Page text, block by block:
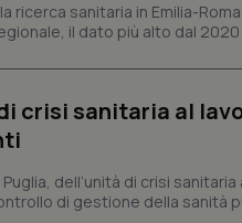
ricerca sanitaria in Emilia-
il dato più alto dal 2020
crisi sanitaria al
Puglia, dell’unità di crisi
di gestione della sanità
contribuiscono a rendere fruibile
aree protette del sito. Il sito web non
Fornitore/Dominio
YouTube